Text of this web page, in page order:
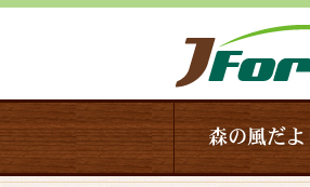
森の風だよ